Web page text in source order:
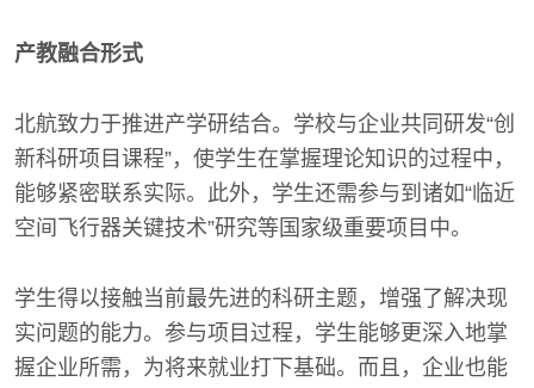
产教融合形式
北航致力于推进产学研结合。学校与企业共同研发“创
新科研项目课程”，使学生在掌握理论知识的过程中，
能够紧密联系实际。此外，学生还需参与到诸如“临近
空间飞行器关键技术”研究等国家级重要项目中。
学生得以接触当前最先进的科研主题，增强了解决现
实问题的能力。参与项目过程，学生能够更深入地掌
握企业所需，为将来就业打下基础。而且，企业也能